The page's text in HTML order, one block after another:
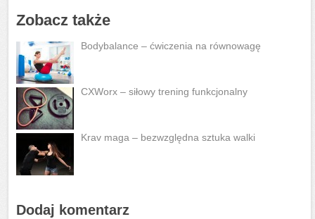
Zobacz także
Bodybalance – ćwiczenia na równowagę
CXWorx – siłowy trening funkcjonalny
Krav maga – bezwzględna sztuka walki
Dodaj komentarz